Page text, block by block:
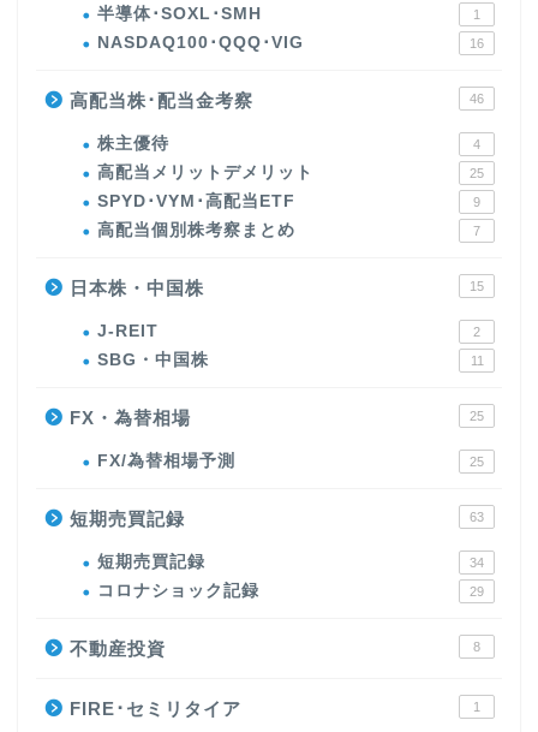
半導体･SOXL･SMH 1
NASDAQ100･QQQ･VIG 16
高配当株･配当金考察 46
株主優待 4
高配当メリットデメリット 25
SPYD･VYM･高配当ETF 9
高配当個別株考察まとめ 7
日本株・中国株 15
J-REIT 2
SBG・中国株 11
FX・為替相場 25
FX/為替相場予測 25
短期売買記録 63
短期売買記録 34
コロナショック記録 29
不動産投資 8
FIRE･セミリタイア 1